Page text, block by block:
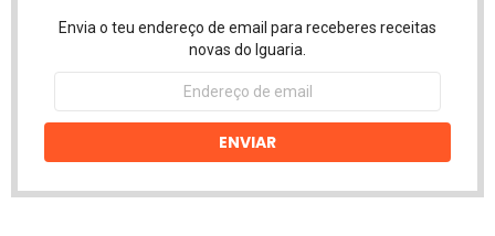
Envia o teu endereço de email para receberes receitas
novas do Iguaria.
Endereço
email
ENVIAR